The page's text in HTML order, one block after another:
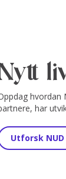
hvordan
har
Utforsk NUD